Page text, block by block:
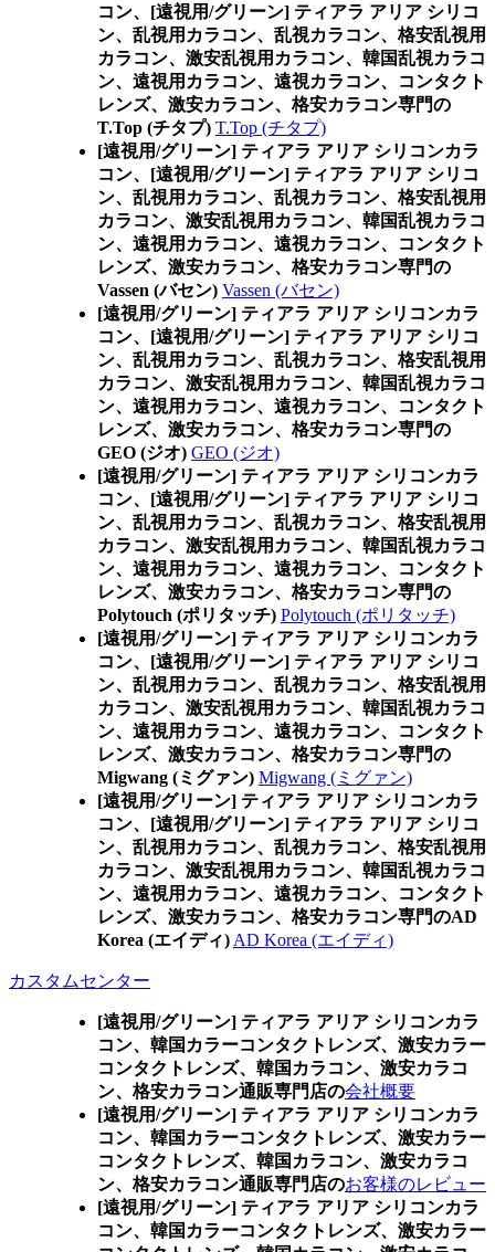
コン、 [遠視用/グリーン] ティアラ アリア シリコ
ン、乱視用カラコン、乱視カラコン、格安乱視用
カラコン、激安乱視用カラコン、韓国乱視カラコ
ン、遠視用カラコン、遠視カラコン、コンタクト
レンズ、激安カラコン、格安カラコン専門の
T.Top (チタプ) T.Top (チタプ)
[遠視用/グリーン] ティアラ アリア シリコンカラ
コン、 [遠視用/グリーン] ティアラ アリア シリコ
ン、乱視用カラコン、乱視カラコン、格安乱視用
カラコン、激安乱視用カラコン、韓国乱視カラコ
ン、遠視用カラコン、遠視カラコン、コンタクト
レンズ、激安カラコン、格安カラコン専門の
Vassen (バセン) Vassen (バセン)
[遠視用/グリーン] ティアラ アリア シリコンカラ
コン、 [遠視用/グリーン] ティアラ アリア シリコ
ン、乱視用カラコン、乱視カラコン、格安乱視用
カラコン、激安乱視用カラコン、韓国乱視カラコ
ン、遠視用カラコン、遠視カラコン、コンタクト
レンズ、激安カラコン、格安カラコン専門の
GEO (ジオ) GEO (ジオ)
[遠視用/グリーン] ティアラ アリア シリコンカラ
コン、 [遠視用/グリーン] ティアラ アリア シリコ
ン、乱視用カラコン、乱視カラコン、格安乱視用
カラコン、激安乱視用カラコン、韓国乱視カラコ
ン、遠視用カラコン、遠視カラコン、コンタクト
レンズ、激安カラコン、格安カラコン専門の
Polytouch (ポリタッチ) Polytouch (ポリタッチ)
[遠視用/グリーン] ティアラ アリア シリコンカラ
コン、 [遠視用/グリーン] ティアラ アリア シリコ
ン、乱視用カラコン、乱視カラコン、格安乱視用
カラコン、激安乱視用カラコン、韓国乱視カラコ
ン、遠視用カラコン、遠視カラコン、コンタクト
レンズ、激安カラコン、格安カラコン専門の
Migwang (ミグァン) Migwang (ミグァン)
[遠視用/グリーン] ティアラ アリア シリコンカラ
コン、 [遠視用/グリーン] ティアラ アリア シリコ
ン、乱視用カラコン、乱視カラコン、格安乱視用
カラコン、激安乱視用カラコン、韓国乱視カラコ
ン、遠視用カラコン、遠視カラコン、コンタクト
レンズ、激安カラコン、格安カラコン専門のAD
Korea (エイディ) AD Korea (エイディ)
カスタムセンター
[遠視用/グリーン] ティアラ アリア シリコンカラ
コン、 韓国カラーコンタクトレンズ、激安カラー
コンタクトレンズ、韓国カラコン、激安カラコ
ン、格安カラコン通販専門店の会社概要
[遠視用/グリーン] ティアラ アリア シリコンカラ
コン、 韓国カラーコンタクトレンズ、激安カラー
コンタクトレンズ、韓国カラコン、激安カラコ
ン、格安カラコン通販専門店のお客様のレビュー
[遠視用/グリーン] ティアラ アリア シリコンカラ
コン、 韓国カラーコンタクトレンズ、激安カラー